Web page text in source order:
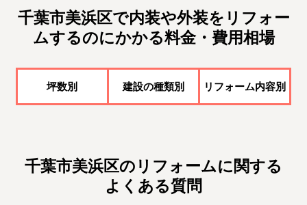
千葉市美浜区で内装や外装をリフォー
ムするのにかかる料金・費用相場
坪数別 建設の種類別 リフォーム内容別
千葉市美浜区のリフォームに関する
よくある質問